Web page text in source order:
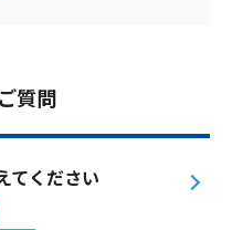
問い合わせ
18:00 年中無休
質問
てください